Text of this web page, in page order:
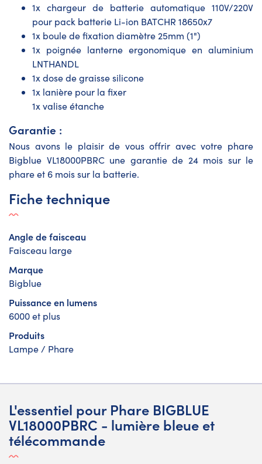
1x chargeur de batterie automatique 110V/220V
pour pack batterie Li-ion BATCHR 18650x7
1x boule de fixation diamètre 25mm (1")
1x poignée lanterne ergonomique en aluminium
LNTHANDL
1x dose de graisse silicone
1x lanière pour la fixer
1x valise étanche
Garantie :
Nous avons le plaisir de vous offrir avec votre phare
Bigblue VL18000PBRC une garantie de 24 mois sur le
phare et 6 mois sur la batterie.
Fiche technique
Angle de faisceau
Faisceau large
Marque
Bigblue
Puissance en lumens
6000 et plus
Produits
Lampe / Phare
L'essentiel pour Phare BIGBLUE
VL18000PBRC - lumière bleue et
télécommande